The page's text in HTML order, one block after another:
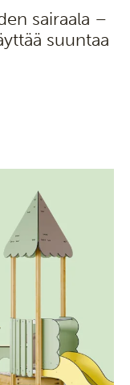
sairaala –
suuntaa